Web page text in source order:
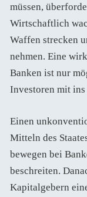
müssen,
Wirtschaftlich
Waffen strecken
nehmen. Eine
Banken ist nur
Investoren mit ins
Einen
Mitteln des
bewegen bei
beschreiten.
Kapitalgebern